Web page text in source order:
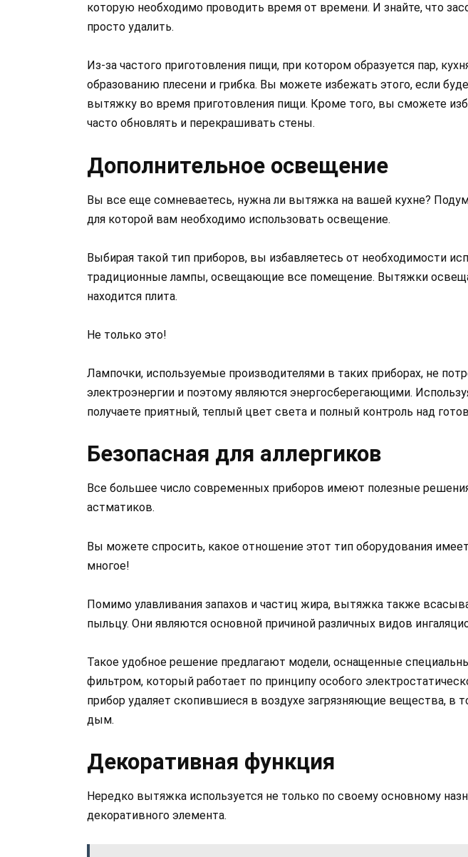
которую необходимо проводить время от времени. И знайте, что
просто удалить.
Из-за частого приготовления пищи, при котором образуется пар,
образованию плесени и грибка. Вы можете избежать этого, если
вытяжку во время приготовления пищи. Кроме того, вы сможете
часто обновлять и перекрашивать стены.
Дополнительное освещение
Вы все еще сомневаетесь, нужна ли вытяжка на вашей кухне?
для которой вам необходимо использовать освещение.
Выбирая такой тип приборов, вы избавляетесь от необходимости
традиционные лампы, освещающие все помещение. Вытяжки
находится плита.
Не только это!
Лампочки, используемые производителями в таких приборах, не
электроэнергии и поэтому являются энергосберегающими.
получаете приятный, теплый цвет света и полный контроль над
Безопасная для аллергиков
Все большее число современных приборов имеют полезные
астматиков.
Вы можете спросить, какое отношение этот тип оборудования
многое!
Помимо улавливания запахов и частиц жира, вытяжка также
пыльцу. Они являются основной причиной различных видов
Такое удобное решение предлагают модели, оснащенные
фильтром, который работает по принципу особого
прибор удаляет скопившиеся в воздухе загрязняющие вещества, в
дым.
Декоративная функция
Нередко вытяжка используется не только по своему основному
декоративного элемента.